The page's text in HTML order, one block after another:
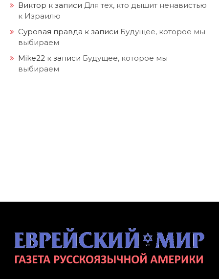
Виктор к записи Для тех, кто дышит ненавистью
к Израилю
Суровая правда к записи Будущее, которое мы
выбираем
Mike22 к записи Будущее, которое мы
выбираем